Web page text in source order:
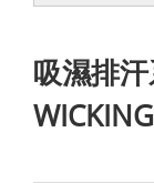
吸濕排
WICKING